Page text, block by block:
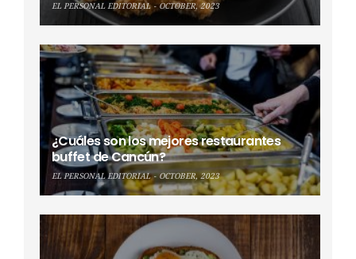
EL PERSONAL EDITORIAL OCTOBER, 2023
¿Cuáles son los mejores restaurantes
buffet de Cancún?
EL PERSONAL EDITORIAL OCTOBER, 2023